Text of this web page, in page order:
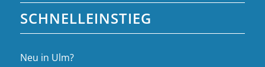
SCHNELLEINSTIEG
Neu in Ulm?